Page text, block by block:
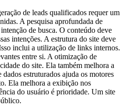
de leads qualificados requer um
A pesquisa aprofundada de
de busca. O conteúdo deve
intenções. A estrutura do site deve
inclui a utilização de links internos.
entre si. A otimização de
do site. Ela também melhora a
estruturados ajuda os motores
Ela melhora a exibição nos
do usuário é prioridade. Um site